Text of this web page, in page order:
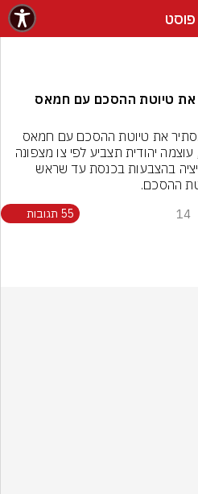
פוסט
את טיוטת ההסכם עם חמאס
ההסכם.
14 55 תגובות